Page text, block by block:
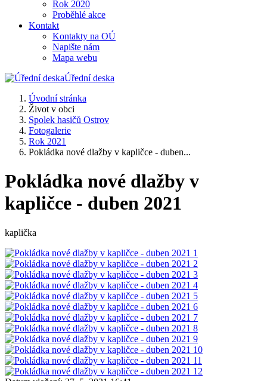
Rok 2020
Proběhlé akce
Kontakt
Kontakty na OÚ
Napište nám
Mapa webu
Úřední deska
Úvodní stránka
Život v obci
Spolek hasičů Ostrov
Fotogalerie
Rok 2021
Pokládka nové dlažby v kapličce - duben...
Pokládka nové dlažby v
kapličce - duben 2021
kaplička